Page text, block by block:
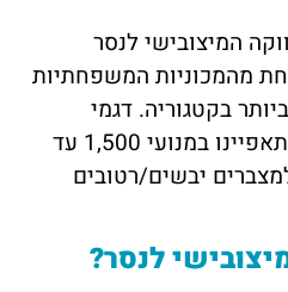
המיצובישי לנסר
מהמכוניות המשפחתיות
בקטגוריה. דגמי
המכונית לאורך השנים התאפיינו במנועי 1,500 עד
למצברים יבשים/רטובים
לנסר?